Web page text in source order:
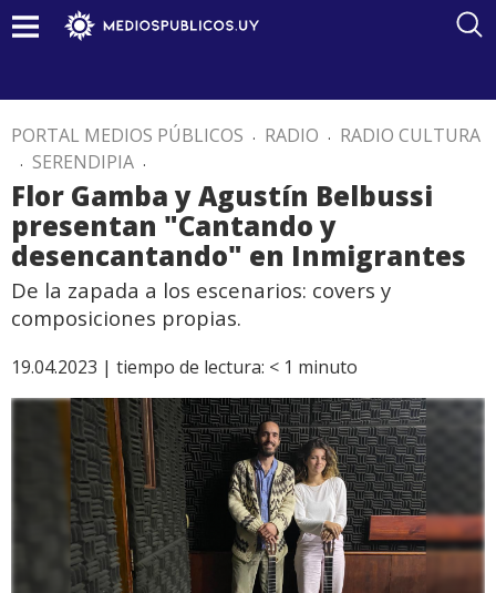
PORTAL MEDIOS PÚBLICOS . RADIO . RADIO CULTURA
. SERENDIPIA .
Flor Gamba y Agustín Belbussi
presentan "Cantando y
desencantando" en Inmigrantes
De la zapada a los escenarios: covers y
composiciones propias.
19.04.2023 | tiempo de lectura: < 1 minuto